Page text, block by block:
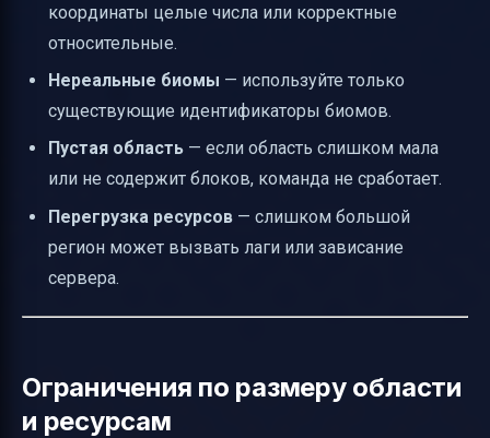
координаты целые числа или корректные
относительные.
Нереальные биомы — используйте только
существующие идентификаторы биомов.
Пустая область — если область слишком мала
или не содержит блоков, команда не сработает.
Перегрузка ресурсов — слишком большой
регион может вызвать лаги или зависание
сервера.
Ограничения по размеру области
и ресурсам